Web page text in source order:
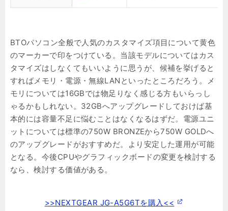
BTOパソコン全般で人気のカスタマイズ項目について黄色
のマーカーで印をつけている。当該モデルについてはカス
タマイズはしなくてもいいように思うが、候補を挙げると
すればメモリ・電源・無線LANといったところだろう。メ
モリについては16GBでは物足りなく感じる方もいらっし
ゃるかもしれない。32GBへアップグレードしておけば基
本的には容量不足に悩むことはなくなるはずだ。電源ユニ
ットについては標準の750W BRONZEから750W GOLDへ
のアップグレードがおすすめだ。より安定した運用が可能
となる。今後CPUやグラフィックボードの変更を検討する
なら、検討する価値がある。
>>NEXTGEAR JG-A5G6Tを購入<<